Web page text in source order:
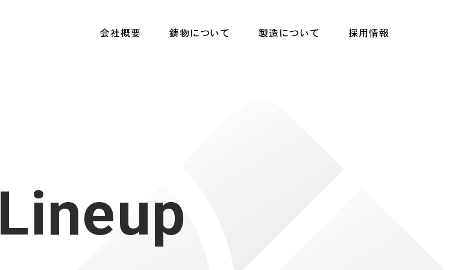
会社概要 鋳物について 製造について 採用情報
Lineup